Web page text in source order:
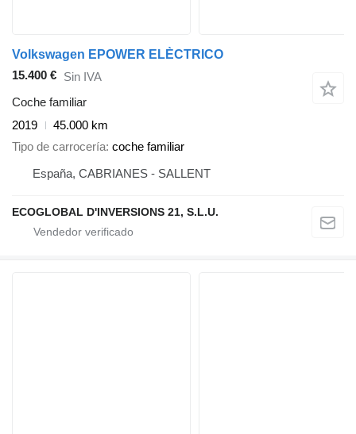
Volkswagen EPOWER ELÈCTRICO
15.400 € Sin IVA
Coche familiar
2019
45.000 km
Tipo de carrocería coche familiar
España, CABRIANES - SALLENT
ECOGLOBAL D'INVERSIONS 21, S.L.U.